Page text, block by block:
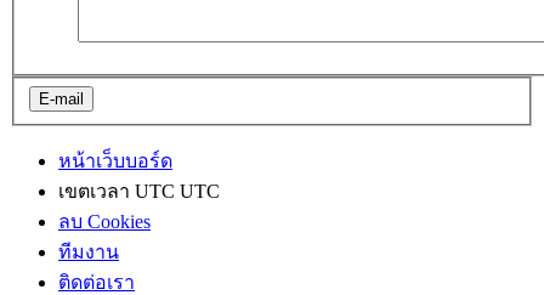
หน้าเว็บบอร์ด
เขตเวลา UTC UTC
ลบ Cookies
ทีมงาน
ติดต่อเรา